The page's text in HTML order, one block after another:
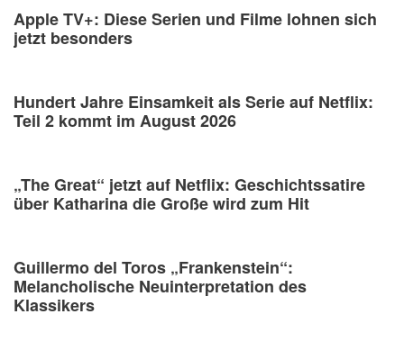
Apple TV+: Diese Serien und Filme lohnen sich
jetzt besonders
Hundert Jahre Einsamkeit als Serie auf Netflix:
Teil 2 kommt im August 2026
„The Great“ jetzt auf Netflix: Geschichtssatire
über Katharina die Große wird zum Hit
Guillermo del Toros „Frankenstein“:
Melancholische Neuinterpretation des
Klassikers